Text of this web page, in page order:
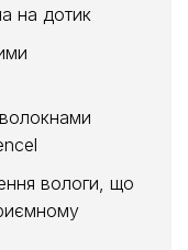
на дотик
вологи, що